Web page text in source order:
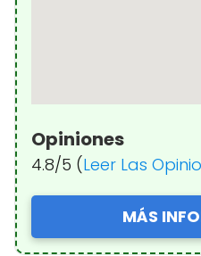
Opiniones
4.8/5 (Leer Las
MÁS